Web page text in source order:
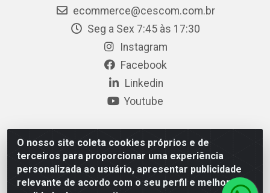
O nosso site coleta cookies próprios e de
terceiros para proporcionar uma experiência
personalizada ao usuário, apresentar publicidade
relevante de acordo com o seu perfil e melhorar a
ecommerce@cescom.com.br
Seg a Sex 7:45 às 17:30
Instagram
Facebook
Linkedin
Youtube
Cescom Distribuidor - Rodovia BR 101, Km 163, S/N – Rio
Quartel, Linhares/ES – CEP 29.900-983 – CNPJ
27.724.509/0001-33